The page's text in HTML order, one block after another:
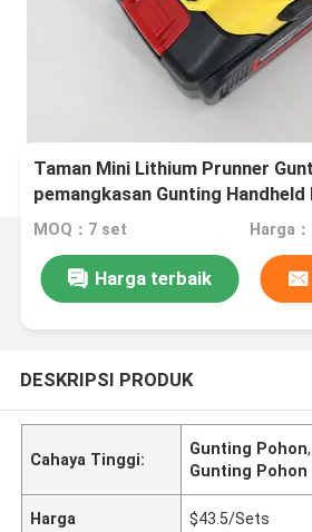
Taman Mini Lithium Prunner
pemangkasan Gunting
MOQ：7 set Harga
Harga terbaik
DESKRIPSI PRODUK
Cahaya Tinggi:
Gunting Pohon,
Gunting
Harga $43.5/Sets